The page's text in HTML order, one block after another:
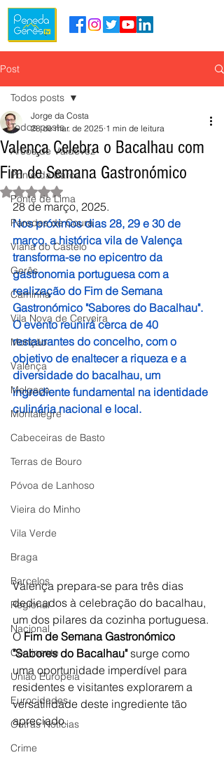
Post
Todos posts
Arcos de Valdevez
Ponte da Barca
Ponte de Lima
Paredes de Coura
Viana do Castelo
Gerês
Caminha
Vila Nova de Cerveira
Monção
Valença
Melgaço
Montalegre
Cabeceiras de Basto
Terras de Bouro
Póvoa de Lanhoso
Vieira do Minho
Vila Verde
Braga
Barcelos
Regional
Nacional
Continente
União Europeia
Eurocidades
Outras Notícias
Crime
Todos posts
Valença Celebra o Bacalhau com
Fim de Semana Gastronómico
Jorge da Costa
28 de mar. de 2025 1 min de leitura
Avaliado com NaN de 5 estrelas.
28 de março, 2025.
Nos próximos dias 28, 29 e 30 de
março, a histórica vila de Valença
transforma-se no epicentro da
gastronomia portuguesa com a
realização do Fim de Semana
Gastronómico "Sabores do Bacalhau".
O evento reunirá cerca de 40
restaurantes do concelho, com o
objetivo de enaltecer a riqueza e a
diversidade do bacalhau, um
ingrediente fundamental na identidade
culinária nacional e local.
Valença prepara-se para três dias
dedicados à celebração do bacalhau,
um dos pilares da cozinha portuguesa.
O Fim de Semana Gastronómico
"Sabores do Bacalhau" surge como
uma oportunidade imperdível para
residentes e visitantes explorarem a
versatilidade deste ingrediente tão
apreciado.